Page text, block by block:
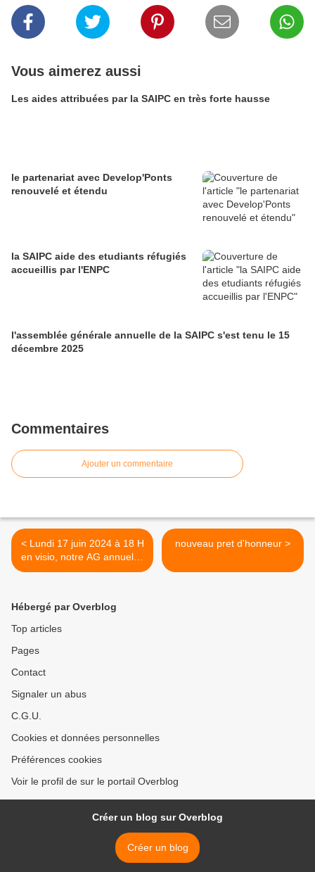
Vous aimerez aussi
Les aides attribuées par la SAIPC en très forte hausse
le partenariat avec Develop'Ponts
renouvelé et étendu
la SAIPC aide des etudiants réfugiés
accueillis par l'ENPC
l'assemblée générale annuelle de la SAIPC s'est tenu le 15
décembre 2025
Commentaires
Ajouter un commentaire
< Lundi 17 juin 2024 à 18 H
en visio, notre AG annuelle,
connectez -vous ! Pensez à
l'article posté début d'année
nouveau pret d'honneur >
Hébergé par Overblog
Top articles
Pages
Contact
Signaler un abus
C.G.U.
Cookies et données personnelles
Préférences cookies
Voir le profil de sur le portail Overblog
Créer un blog sur Overblog
Créer un blog